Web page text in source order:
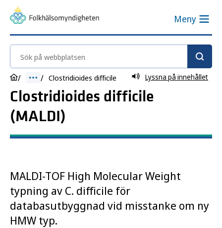
Meny
Sök på webbplatsen
Clostridioides difficile Lyssna på innehållet
Clostridioides difficile
(MALDI)
MALDI-TOF High Molecular Weight
typning av C. difficile för
databasutbyggnad vid misstanke om ny
HMW typ.